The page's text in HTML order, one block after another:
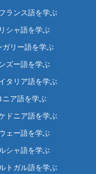
ランス語を学ぶ
シャ語を学ぶ
ガリー語を学ぶ
ズー語を学ぶ
タリア語を学ぶ
ニア語を学ぶ
ドニア語を学ぶ
ェー語を学ぶ
シャ語を学ぶ
トガル語を学ぶ